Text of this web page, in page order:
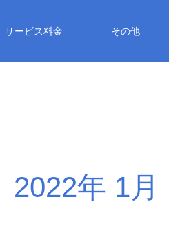
サービス料金 その他
2022年 1月